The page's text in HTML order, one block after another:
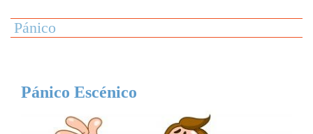
Pánico
Pánico Escénico